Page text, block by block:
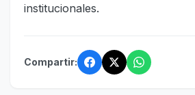
institucionales.
Compartir: